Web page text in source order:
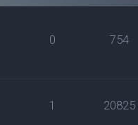
0 754
1 20825